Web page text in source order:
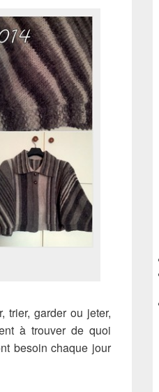
trier, garder ou jeter,
à trouver de quoi
besoin chaque jour